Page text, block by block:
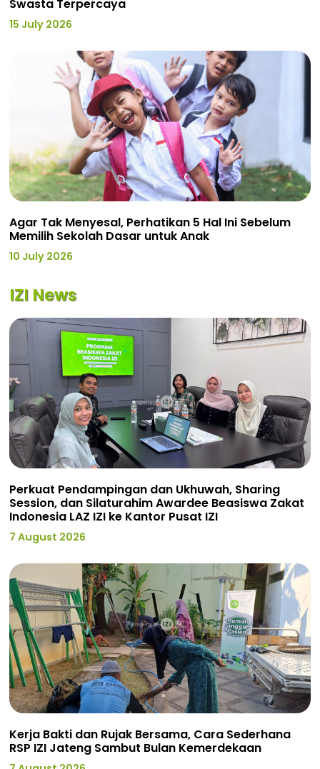
Swasta Terpercaya
15 July 2026
Agar Tak Menyesal, Perhatikan 5 Hal Ini Sebelum
Memilih Sekolah Dasar untuk Anak
10 July 2026
IZI News
Perkuat Pendampingan dan Ukhuwah, Sharing
Session, dan Silaturahim Awardee Beasiswa Zakat
Indonesia LAZ IZI ke Kantor Pusat IZI
7 August 2026
Kerja Bakti dan Rujak Bersama, Cara Sederhana
RSP IZI Jateng Sambut Bulan Kemerdekaan